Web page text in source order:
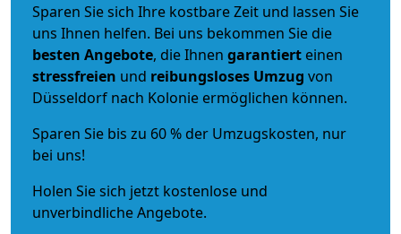
Sparen Sie sich Ihre kostbare Zeit und lassen Sie
uns Ihnen helfen. Bei uns bekommen Sie die
besten Angebote, die Ihnen garantiert einen
stressfreien und reibungsloses Umzug von
Düsseldorf nach Kolonie ermöglichen können.
Sparen Sie bis zu 60 % der Umzugskosten, nur
bei uns!
Holen Sie sich jetzt kostenlose und
unverbindliche Angebote.